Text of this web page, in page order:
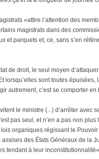
«attire l’attention des
magistrats dans des
et parquets et, ce, sans s’en
de droit, le seul moyen
lorsqu’elles sont toutes
autrement, c’est se comporter
le ministre (...) d’arrêter
pas seul, et n’en a pas non
organiques régissant le
des États Généraux de la
tendant à leur